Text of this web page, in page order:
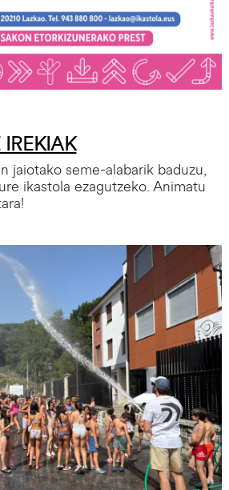
jaiotako seme-alabarik baduzu,
ikastola ezagutzeko. Animatu